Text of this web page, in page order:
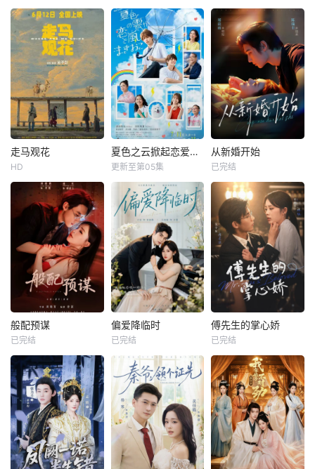
走马观花
HD
夏色之云掀起恋爱与风暴
更新至第05集
从新婚开始
已完结
般配预谋
已完结
偏爱降临时
已完结
傅先生的掌心娇
已完结